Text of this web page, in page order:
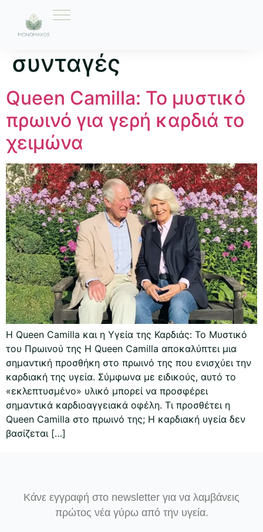
Ετικέτα:
συνταγές
Queen Camilla: Το μυστικό
πρωινό για γερή καρδιά το
χειμώνα
Η Queen Camilla και η Υγεία της Καρδιάς: Το Μυστικό
του Πρωινού της Η Queen Camilla αποκαλύπτει μια
σημαντική προσθήκη στο πρωινό της που ενισχύει την
καρδιακή της υγεία. Σύμφωνα με ειδικούς, αυτό το
«εκλεπτυσμένο» υλικό μπορεί να προσφέρει
σημαντικά καρδιοαγγειακά οφέλη. Τι προσθέτει η
Queen Camilla στο πρωινό της; Η καρδιακή υγεία δεν
βασίζεται […]
Κάνε εγγραφή στο newsletter για να λαμβάνεις
πρώτος νέα γύρω από την υγεία.